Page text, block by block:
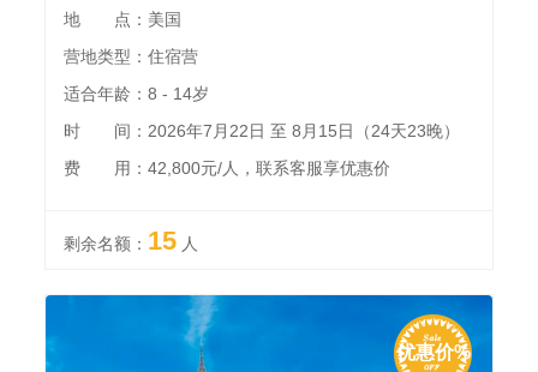
地 点：美国
营地类型：住宿营
适合年龄：8 - 14岁
时 间：2026年7月22日 至 8月15日（24天23晚）
费 用：42,800元/人，联系客服享优惠价
剩余名额： 15 人
优惠价%